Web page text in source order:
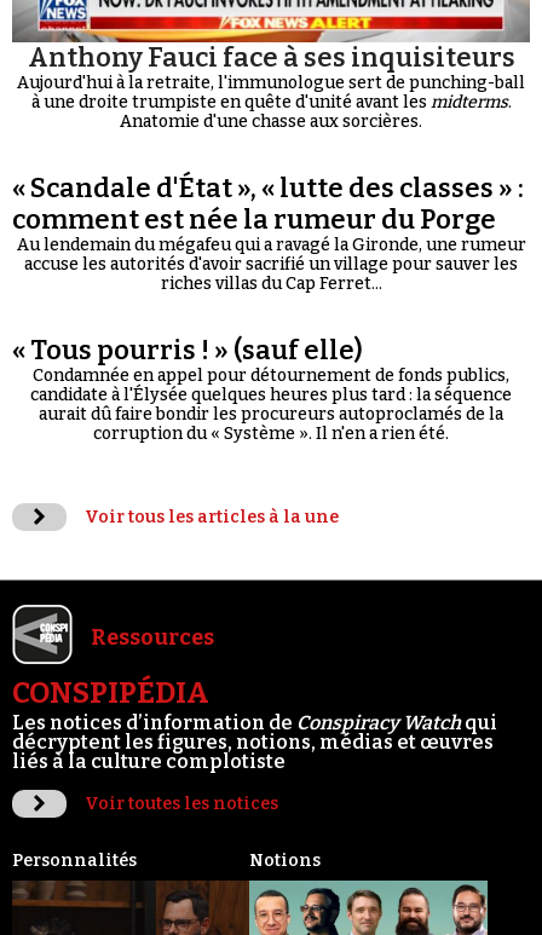
Anthony Fauci face à ses inquisiteurs
Aujourd'hui à la retraite, l'immunologue sert de punching-ball
à une droite trumpiste en quête d'unité avant les midterms.
Anatomie d'une chasse aux sorcières.
« Scandale d'État », « lutte des classes » :
comment est née la rumeur du Porge
Au lendemain du mégafeu qui a ravagé la Gironde, une rumeur
accuse les autorités d'avoir sacrifié un village pour sauver les
riches villas du Cap Ferret...
« Tous pourris ! » (sauf elle)
Condamnée en appel pour détournement de fonds publics,
candidate à l'Élysée quelques heures plus tard : la séquence
aurait dû faire bondir les procureurs autoproclamés de la
corruption du « Système ». Il n'en a rien été.
Voir tous les articles à la une
Ressources
CONSPIPÉDIA
Les notices d’information de Conspiracy Watchqui
décryptent les figures, notions, médias et œuvres
liés à la culture complotiste
Voir toutes les notices
Personnalités Notions